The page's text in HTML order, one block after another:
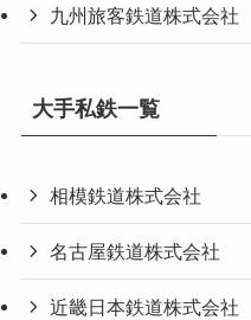
九州旅客鉄道株式会社
大手私鉄一覧
相模鉄道株式会社
名古屋鉄道株式会社
近畿日本鉄道株式会社